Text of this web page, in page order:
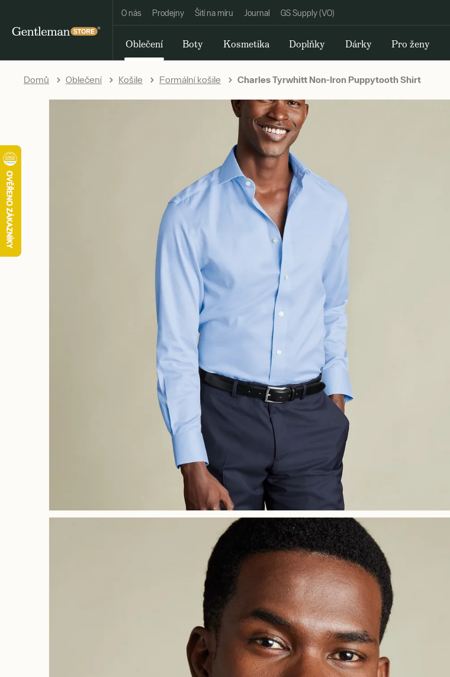
O nás Prodejny Šití na míru Journal GS Supply (VO)
Oblečení Boty Kosmetika Doplňky Dárky Pro ženy
Domů Oblečení Košile Formální košile Charles Tyrwhitt Non-Iron Puppytooth Shirt